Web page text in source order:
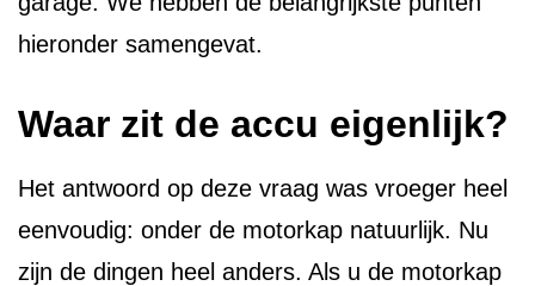
hieronder samengevat.
Waar zit de accu eigenlijk?
Het antwoord op deze vraag was vroeger heel
eenvoudig: onder de motorkap natuurlijk. Nu
zijn de dingen heel anders. Als u de motorkap